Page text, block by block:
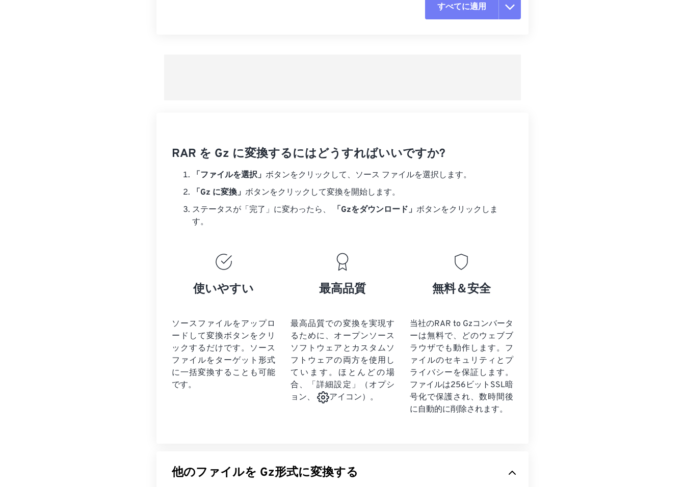
すべてに適用
RAR を Gz に変換するにはどうすればいいですか?
「ファイルを選択」 ボタンをクリックして、ソース ファイルを選択します。
「Gz に変換」 ボタンをクリックして変換を開始します。
ステータスが「完了」に変わったら、
「Gzをダウンロード」 ボタンをクリックしま
す。
使いやすい
ソースファイルをアップロ
ードして変換ボタンをクリ
ックするだけです。 ソース
ファイルを ターゲット形式
に一括変換することも可能
です。
最高品質
最高品質での変換を実現す
るために、オープンソース
ソフトウェアとカスタムソ
フトウェアの両方を使用し
ています。ほとんどの場
合、「詳細設定」（オプシ
ョン、
アイコン）。
無料＆安全
当社のRAR to Gzコンバータ
ーは無料で、どのウェブブ
ラウザでも動作します。フ
ァイルのセキュリティとプ
ライバシーを保証します。
ファイルは256ビットSSL暗
号化で保護され、数時間後
に自動的に削除されます。
他のファイルを Gz形式に変換する